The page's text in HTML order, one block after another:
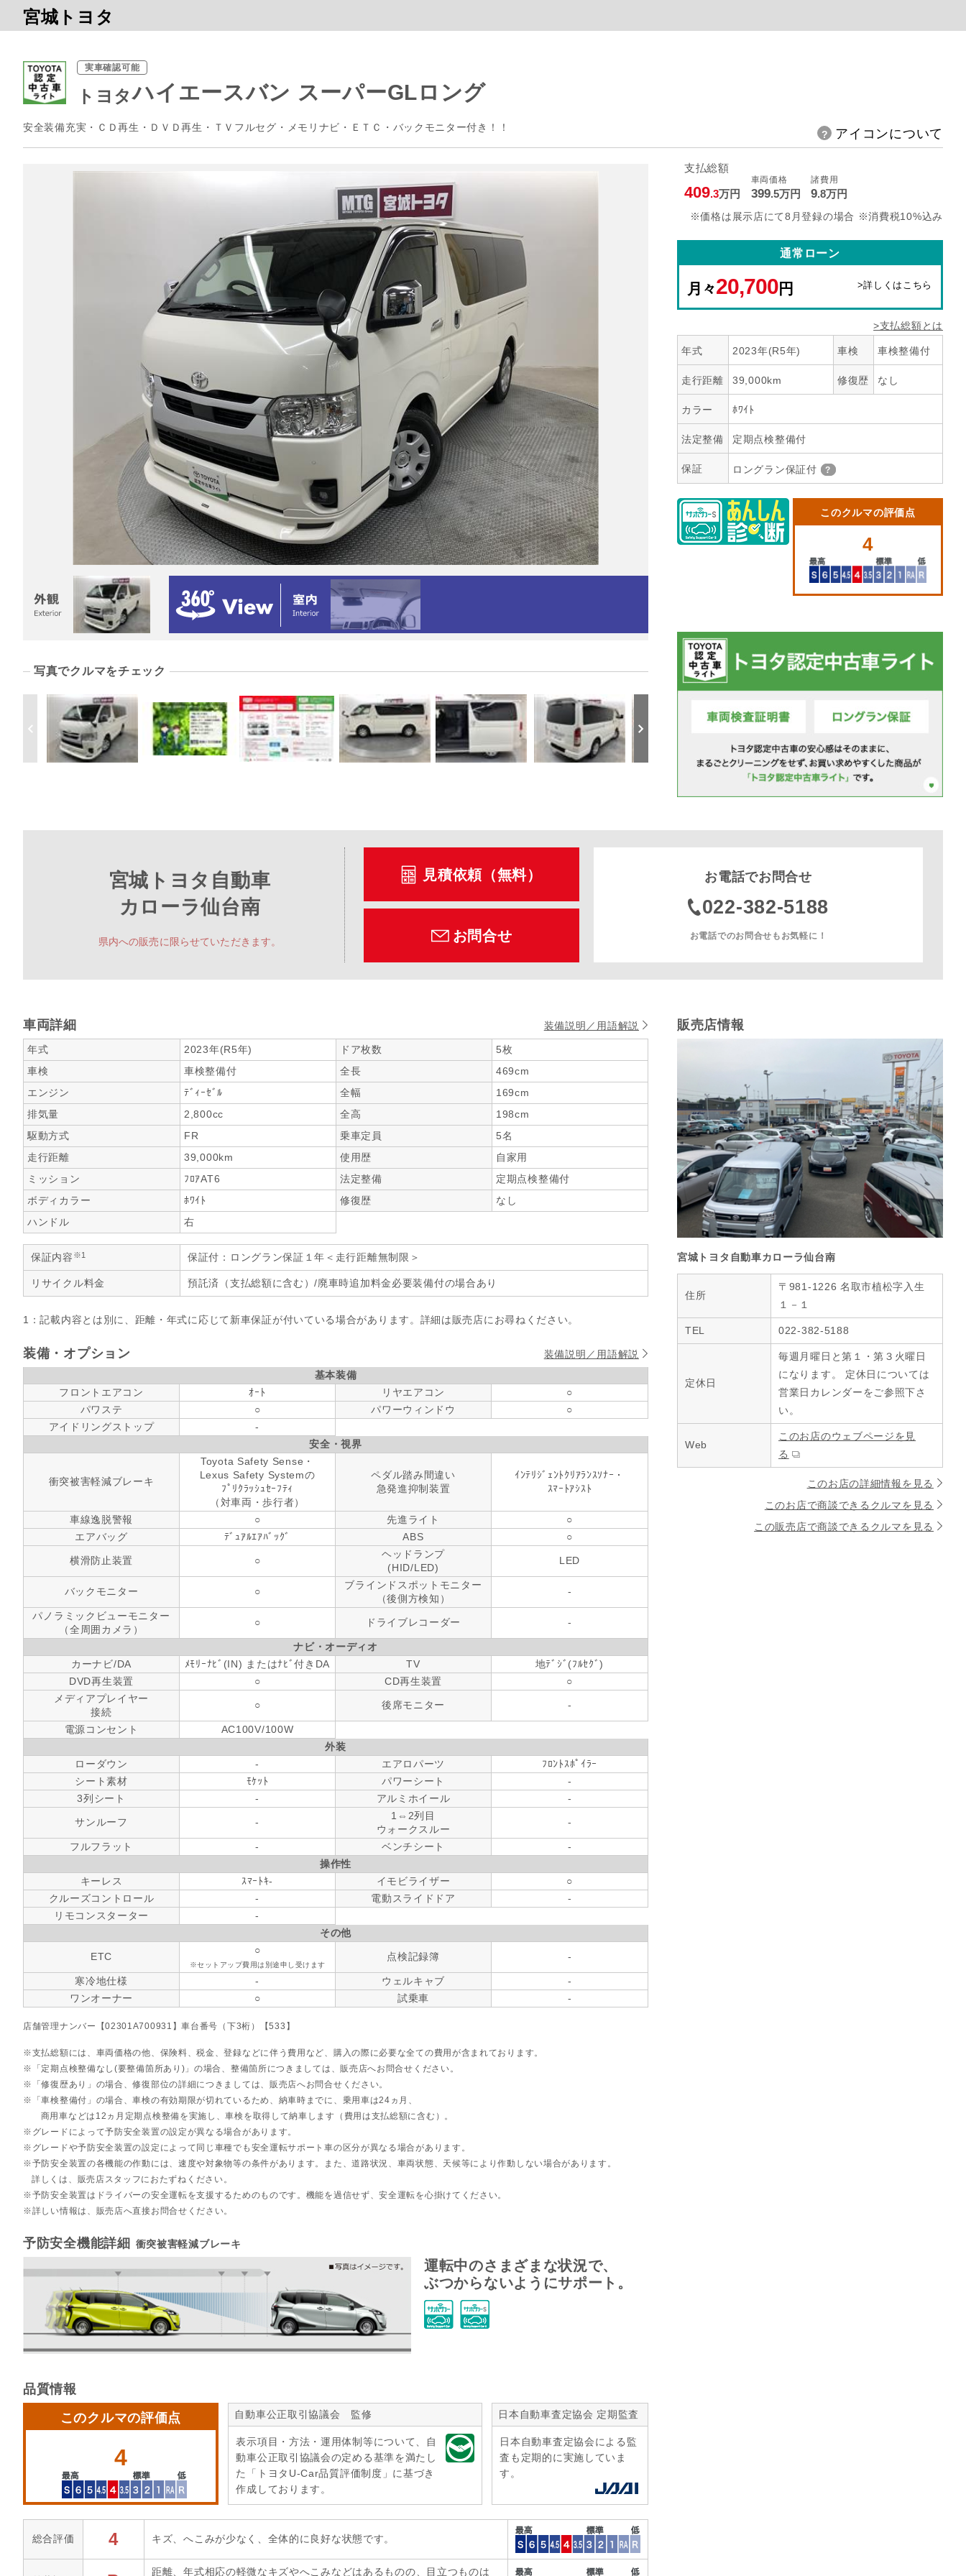
宮城トヨタ
実車確認可能
トヨタハイエースバン スーパーGLロング
安全装備充実・ＣＤ再生・ＤＶＤ再生・ＴＶフルセグ・メモリナビ・ＥＴＣ・バックモニター付き！！
写真でクルマをチェック
アイコンについて
支払総額
409.3万円
車両価格
399.5万円
諸費用
9.8万円
※価格は展示店にて8月登録の場合 ※消費税10%込み
通常ローン
月々20,700円 >詳しくはこちら
>支払総額とは
年式 2023年(R5年) 車検 車検整備付
走行距離 39,000km 修復歴 なし
カラー ﾎﾜｲﾄ
法定整備 定期点検整備付
保証 ロングラン保証付
このクルマの評価点
4
宮城トヨタ自動車
カローラ仙台南
県内への販売に限らせていただきます。
見積依頼（無料）
お問合せ
お電話でお問合せ
022-382-5188
お電話でのお問合せもお気軽に！
車両詳細 装備説明／用語解説
年式 2023年(R5年) ドア枚数
5枚
車検
車検整備付 全長
469cm
エンジン
ﾃﾞｨｰｾﾞﾙ 全幅
169cm
排気量
2,800cc 全高
198cm
駆動方式
FR 乗車定員
5名
走行距離
39,000km 使用歴
自家用
ミッション
ﾌﾛｱAT6 法定整備
定期点検整備付
ボディカラー
ﾎﾜｲﾄ 修復歴
なし
ハンドル
右
保証内容 ※1 保証付：ロングラン保証１年＜走行距離無制限＞
リサイクル料金 預託済（支払総額に含む）/廃車時追加料金必要装備付の場合あり
1：記載内容とは別に、距離・年式に応じて新車保証が付いている場合があります。詳細は販売店にお尋ねください。
装備・オプション
装備説明／用語解説
基本装備
フロントエアコン
ｵｰﾄ リヤエアコン
○
パワステ
○ パワーウィンドウ
○
アイドリングストップ
-
安全・視界
衝突被害軽減ブレーキ
Toyota Safety Sense・
Lexus Safety Systemの
ﾌﾟﾘｸﾗｯｼｭｾｰﾌﾃｨ
（対車両・歩行者）
ペダル踏み間違い
急発進抑制装置
ｲﾝﾃﾘｼﾞｪﾝﾄｸﾘｱﾗﾝｽｿﾅｰ・
ｽﾏｰﾄｱｼｽﾄ
車線逸脱警報 ○ 先進ライト
○
エアバッグ
ﾃﾞｭｱﾙｴｱﾊﾞｯｸﾞ ABS ○
横滑防止装置 ○
ヘッドランプ
(HID/LED)
LED
バックモニター ○
ブラインドスポットモニター
（後側方検知）
-
パノラミックビューモニター
（全周囲カメラ）
○ ドライブレコーダー -
ナビ・オーディオ
カーナビ/DA
ﾒﾓﾘｰﾅﾋﾞ(IN) またはﾅﾋﾞ付きDA TV
地ﾃﾞｼﾞ(ﾌﾙｾｸﾞ)
DVD再生装置
○ CD再生装置
○
メディアプレイヤー
接続
○ 後席モニター -
電源コンセント
AC100V/100W
外装
ローダウン
- エアロパーツ
ﾌﾛﾝﾄｽﾎﾟｲﾗｰ
シート素材
ﾓｹｯﾄ パワーシート
-
3列シート
- アルミホイール -
サンルーフ -
1⇔2列目
ウォークスルー
-
フルフラット - ベンチシート
-
操作性
キーレス
ｽﾏｰﾄｷ- イモビライザー
○
クルーズコントロール
- 電動スライドドア
-
リモコンスターター
-
その他
ETC
○
※セットアップ費用は別途申し受けます
点検記録簿 -
寒冷地仕様 - ウェルキャブ
-
ワンオーナー
○ 試乗車 -
店舗管理ナンバー【02301A700931】車台番号（下3桁）【533】
支払総額には、車両価格の他、保険料、税金、登録などに伴う費用など、購入の際に必要な全ての費用が含まれております。
「定期点検整備なし(要整備箇所あり)」の場合、整備箇所につきましては、販売店へお問合せください。
「修復歴あり」の場合、修復部位の詳細につきましては、販売店へお問合せください。
「車検整備付」の場合、車検の有効期限が切れているため、納車時までに、乗用車は24ヵ月、
商用車などは12ヵ月定期点検整備を実施し、車検を取得して納車します（費用は支払総額に含む）。
グレードによって予防安全装置の設定が異なる場合があります。
グレードや予防安全装置の設定によって同じ車種でも安全運転サポート車の区分が異なる場合があります。
予防安全装置の各機能の作動には、速度や対象物等の条件があります。また、道路状況、車両状態、天候等により作動しない場合があります。
詳しくは、販売店スタッフにおたずねください。
予防安全装置はドライバーの安全運転を支援するためのものです。機能を過信せず、安全運転を心掛けてください。
詳しい情報は、販売店へ直接お問合せください。
予防安全機能詳細 衝突被害軽減ブレーキ
運転中のさまざまな状況で、
ぶつからないようにサポート。
品質情報
このクルマの評価点
4
自動車公正取引協議会 監修
表示項目・方法・運用体制等について、自
動車公正取引協議会の定める基準を満たし
た「トヨタU-Car品質評価制度」に基づき
作成しております。
日本自動車査定協会 定期監査
日本自動車査定協会による監
査も定期的に実施していま
す。
総合評価 4 キズ、へこみが少なく、全体的に良好な状態です。
距離、年式相応の軽微なキズやへこみなどはあるものの、目立つものは
販売店情報
宮城トヨタ自動車カローラ仙台南
住所
〒981-1226 名取市植松字入生
１－１
TEL 022-382-5188
定休日
毎週月曜日と第１・第３火曜日
になります。 定休日については
営業日カレンダーをご参照下さ
い。
Web
このお店のウェブページを見
る
このお店の詳細情報を見る
このお店で商談できるクルマを見る
この販売店で商談できるクルマを見る